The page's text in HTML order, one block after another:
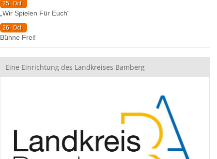
25 Oct
„Wir Spielen Für Euch“
26 Oct
Bühne Frei!
Eine Einrichtung des Landkreises Bamberg